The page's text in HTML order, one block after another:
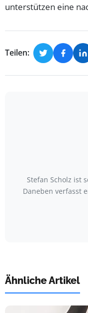
unterstützen eine
Teilen:
Stefan Scholz ist
Daneben verfasst
Ähnliche Artikel